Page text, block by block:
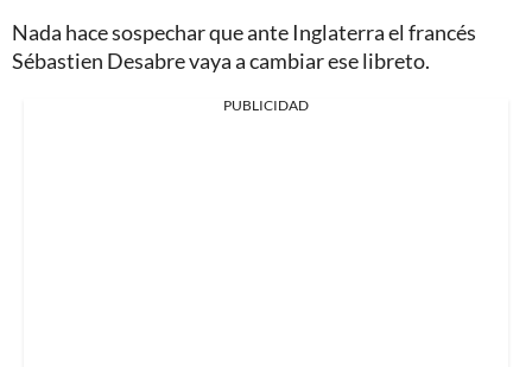
Nada hace sospechar que ante Inglaterra el francés
Sébastien Desabre vaya a cambiar ese libreto.
PUBLICIDAD